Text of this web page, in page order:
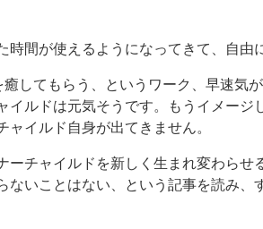
間が使えるようになってきて、自由
してもらう、というワーク、早速気
ルドは元気そうです。もうイメージ
イルド自身が出てきません。
チャイルドを新しく生まれ変わらせ
いことはない、という記事を読み、